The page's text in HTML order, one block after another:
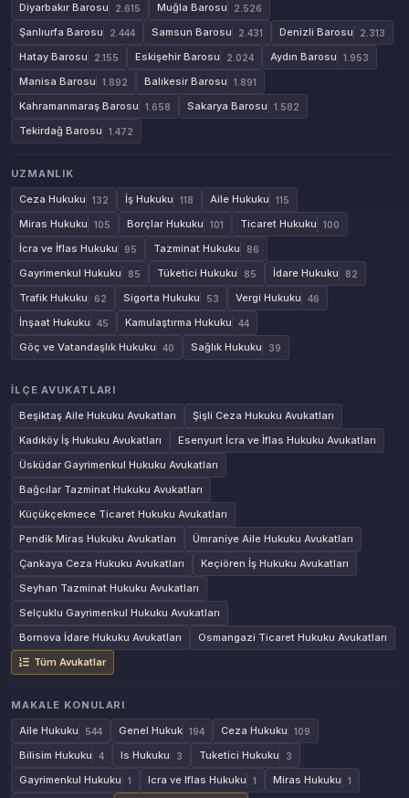
Diyarbakır Barosu 2.615 Muğla Barosu 2.526
Şanlıurfa Barosu 2.444 Samsun Barosu 2.431 Denizli Barosu 2.313
Hatay Barosu 2.155 Eskişehir Barosu 2.024 Aydın Barosu 1.953
Manisa Barosu 1.892 Balıkesir Barosu 1.891
Kahramanmaraş Barosu 1.658 Sakarya Barosu 1.582
Tekirdağ Barosu 1.472
UZMANLIK
Ceza Hukuku
132 İş Hukuku 118 Aile Hukuku 115
Miras Hukuku 105 Borçlar Hukuku 101 Ticaret Hukuku 100
İcra ve İflas Hukuku 95 Tazminat Hukuku 86
Gayrimenkul Hukuku 85 Tüketici Hukuku 85 İdare Hukuku 82
Trafik Hukuku 62 Sigorta Hukuku 53 Vergi Hukuku 46
İnşaat Hukuku 45 Kamulaştırma Hukuku 44
Göç ve Vatandaşlık Hukuku 40 Sağlık Hukuku 39
İLÇE AVUKATLARI
Beşiktaş Aile Hukuku Avukatları
Şişli Ceza Hukuku Avukatları
Kadıköy İş Hukuku Avukatları
Esenyurt İcra ve İflas Hukuku Avukatları
Üsküdar Gayrimenkul Hukuku Avukatları
Bağcılar Tazminat Hukuku Avukatları
Küçükçekmece Ticaret Hukuku Avukatları
Pendik Miras Hukuku Avukatları
Ümraniye Aile Hukuku Avukatları
Çankaya Ceza Hukuku Avukatları
Keçiören İş Hukuku Avukatları
Seyhan Tazminat Hukuku Avukatları
Selçuklu Gayrimenkul Hukuku Avukatları
Bornova İdare Hukuku Avukatları
Osmangazi Ticaret Hukuku Avukatları
Tüm Avukatlar
MAKALE KONULARI
Aile Hukuku
544 Genel Hukuk 194 Ceza Hukuku 109
Bilisim Hukuku 4 Is Hukuku 3 Tuketici Hukuku 3
Gayrimenkul Hukuku 1 Icra ve Iflas Hukuku 1 Miras Hukuku 1